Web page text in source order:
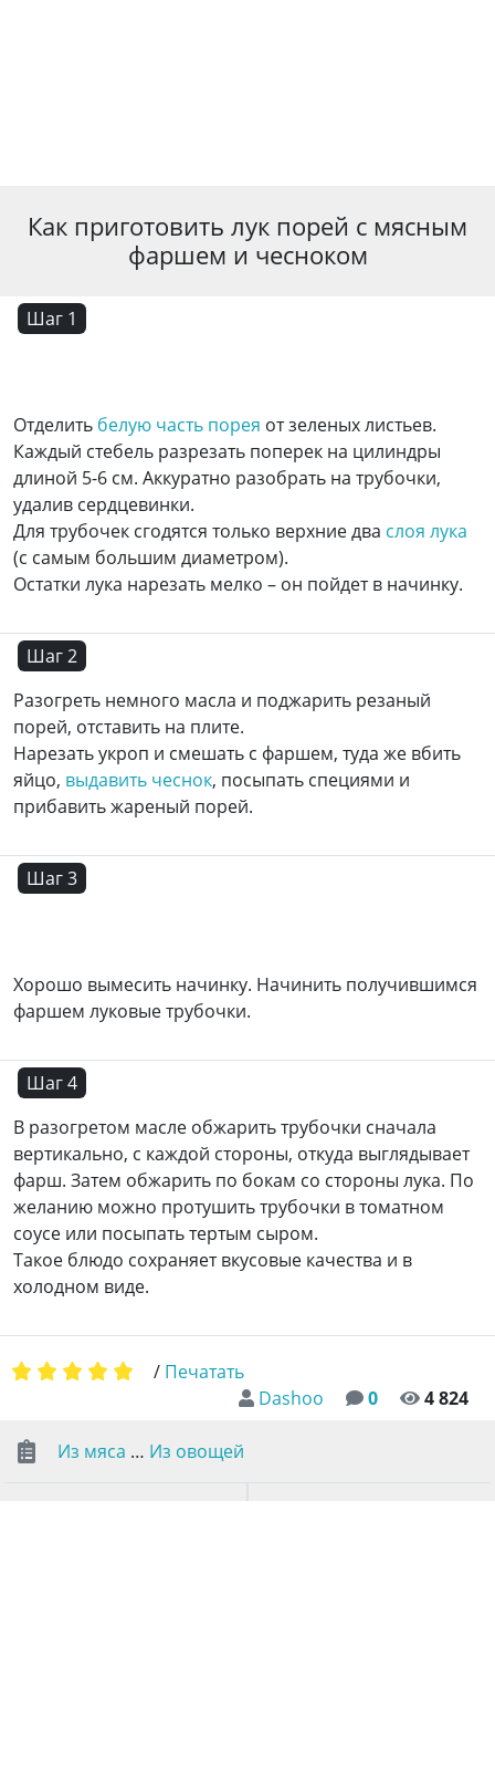
Как приготовить лук порей с мясным
фаршем и чесноком
Шаг 1
Отделить белую часть порея от зеленых листьев.
Каждый стебель разрезать поперек на цилиндры
длиной 5-6 см. Аккуратно разобрать на трубочки,
удалив сердцевинки.
Для трубочек сгодятся только верхние два слоя лука
(с самым большим диаметром).
Остатки лука нарезать мелко – он пойдет в начинку.
Шаг 2
Разогреть немного масла и поджарить резаный
порей, отставить на плите.
Нарезать укроп и смешать с фаршем, туда же вбить
яйцо, выдавить чеснок, посыпать специями и
прибавить жареный порей.
Шаг 3
Хорошо вымесить начинку. Начинить получившимся
фаршем луковые трубочки.
Шаг 4
В разогретом масле обжарить трубочки сначала
вертикально, с каждой стороны, откуда выглядывает
фарш. Затем обжарить по бокам со стороны лука. По
желанию можно протушить трубочки в томатном
соусе или посыпать тертым сыром.
Такое блюдо сохраняет вкусовые качества и в
холодном виде.
Dashoo 0 4 824
/ Печатать
Из мяса … Из овощей